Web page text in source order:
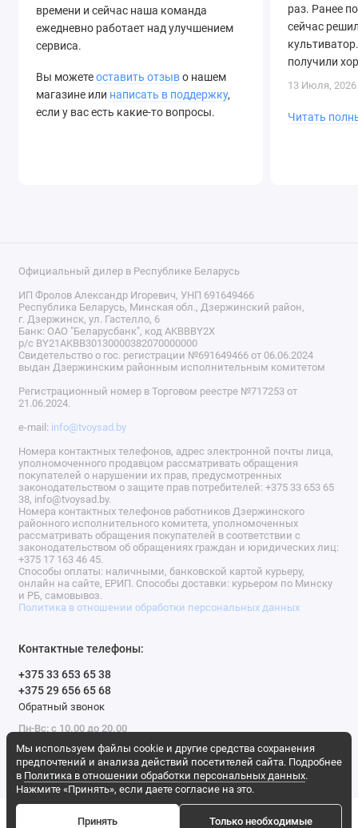
времени и сейчас наша команда
ежедневно работает над улучшением
сервиса.
Вы можетеоставить отзыво нашем
магазине или написать в поддержку,
если у вас есть какие-то вопросы.
раз. Ранее
сейчас
получили
быструю
13 Июля, 2026
Читать
Мы используем файлы cookie и другие средства сохранения
предпочтений и анализа действий посетителей сайта. Подробнее
в Политика в отношении обработки персональных данных.
Нажмите «Принять», если даете согласие на это.
Принять Только необходимые
Официальный дилер в Республике Беларусь
ИП Фролов Александр Игоревич, УНП 691649466
Республика Беларусь, Минская обл., Дзержинский район,
г. Дзержинск, ул. Гастелло, 6
Банк: ОАО "Беларусбанк", код AKBBBY2X
р/с BY21AKBB30130000382070000000
Свидетельство о гос. регистрации №691649466 от 06.06.2024
выдан Дзержинским районным исполнительным комитетом
Регистрационный номер в Торговом реестре №717253 от
21.06.2024.
e-mail: info@tvoysad.by
Номера контактных телефонов, адрес электронной почты лица,
уполномоченного продавцом рассматривать обращения
покупателей о нарушении их прав, предусмотренных
законодательством о защите прав потребителей: +375 33 653 65
38, info@tvoysad.by.
Номера контактных телефонов работников Дзержинского
районного исполнительного комитета, уполномоченных
рассматривать обращения покупателей в соответствии с
законодательством об обращениях граждан и юридических лиц:
+375 17 163 46 45.
Способы оплаты: наличными, банковской картой курьеру,
онлайн на сайте, ЕРИП. Способы доставки: курьером по Минску
и РБ, самовывоз.
Политика в отношении обработки персональных данных
Контактные телефоны:
+375 33 653 65 38
+375 29 656 65 68
Обратный звонок
Пн-Вс: с 10.00 до 20.00
Мы в сети